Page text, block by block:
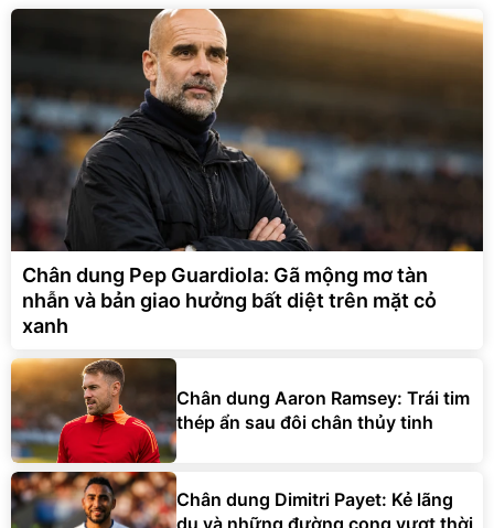
Chân dung Pep Guardiola: Gã mộng mơ tàn
nhẫn và bản giao hưởng bất diệt trên mặt cỏ
xanh
Chân dung Aaron Ramsey: Trái tim
thép ẩn sau đôi chân thủy tinh
Chân dung Dimitri Payet: Kẻ lãng